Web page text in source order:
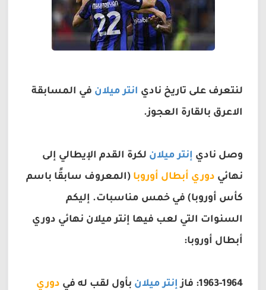
لنتعرف على تاريخ نادي انتر ميلان في المسابقة
الاعرق بالقارة العجوز.
وصل نادي إنتر ميلان لكرة القدم الإيطالي إلى
نهائي دوري أبطال أوروبا (المعروف سابقًا باسم
كأس أوروبا) في خمس مناسبات. إليكم
السنوات التي لعب فيها إنتر ميلان نهائي دوري
أبطال أوروبا:
1963-1964: فاز إنتر ميلان بأول لقب له في دوري